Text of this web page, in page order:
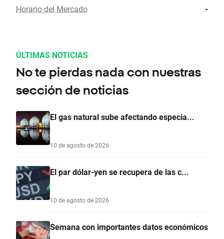
Horario del Mercado -
ÚLTIMAS NOTICIAS
No te pierdas nada con nuestras
sección de noticias
El gas natural sube afectando especia...
10 de agosto de 2026
El par dólar-yen se recupera de las c...
10 de agosto de 2026
Semana con importantes datos económicos